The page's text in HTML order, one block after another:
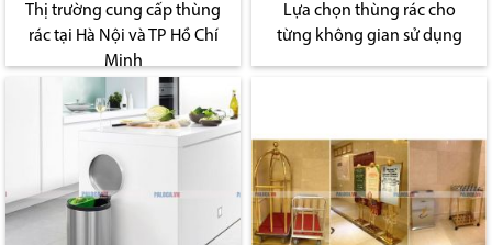
Thị trường cung cấp thùng
rác tại Hà Nội và TP Hồ Chí
Minh
Lựa chọn thùng rác cho
từng không gian sử dụng